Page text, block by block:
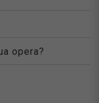
opera?